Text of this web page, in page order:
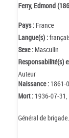
Ferry, Edmond
Pays : France
Langue(s) :
Sexe : Masculin
Responsabilité(s)
Auteur
Naissance : 1861-
Mort : 1936-07-
Général de brigade.